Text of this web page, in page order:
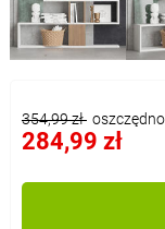
354,99 zł
284,99 zł